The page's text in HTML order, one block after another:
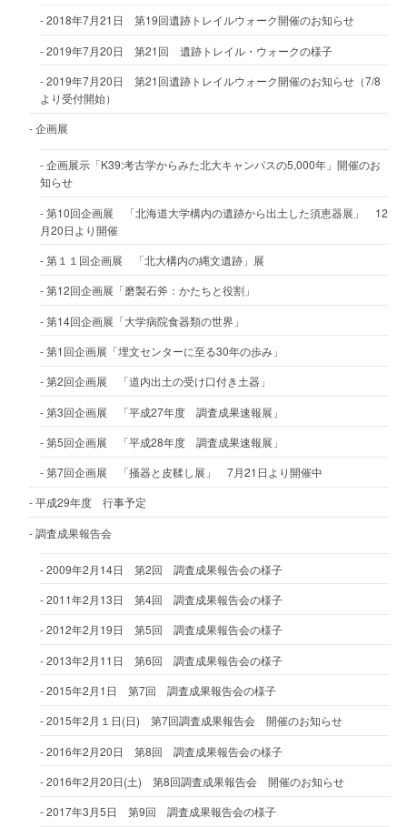
2018年7月21日 第19回遺跡トレイルウォーク開催のお知らせ
2019年7月20日 第21回 遺跡トレイル・ウォークの様子
2019年7月20日 第21回遺跡トレイルウォーク開催のお知らせ（7/8
より受付開始）
企画展
企画展示「K39:考古学からみた北大キャンパスの5,000年」開催のお
知らせ
第10回企画展 「北海道大学構内の遺跡から出土した須恵器展」 12
月20日より開催
第１１回企画展 「北大構内の縄文遺跡」展
第12回企画展「磨製石斧：かたちと役割」
第14回企画展「大学病院食器類の世界」
第1回企画展「埋文センターに至る30年の歩み」
第2回企画展 「道内出土の受け口付き土器」
第3回企画展 「平成27年度 調査成果速報展」
第5回企画展 「平成28年度 調査成果速報展」
第7回企画展 「掻器と皮鞣し展」 7月21日より開催中
平成29年度 行事予定
調査成果報告会
2009年2月14日 第2回 調査成果報告会の様子
2011年2月13日 第4回 調査成果報告会の様子
2012年2月19日 第5回 調査成果報告会の様子
2013年2月11日 第6回 調査成果報告会の様子
2015年2月1日 第7回 調査成果報告会の様子
2015年2月１日(日) 第7回調査成果報告会 開催のお知らせ
2016年2月20日 第8回 調査成果報告会の様子
2016年2月20日(土) 第8回調査成果報告会 開催のお知らせ
2017年3月5日 第9回 調査成果報告会の様子